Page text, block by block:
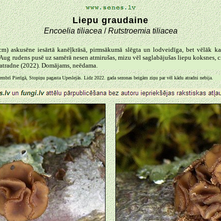
Liepu graudaine
Encoelia tiliacea/Rutstroemia tiliacea
askusēne iesārtā kanēļkrāsā, pirmsākumā slēgta un lodveidīga, bet vēlāk
rudens pusē uz samērā nesen atmirušas, mizu vēl saglabājušas liepu koksnes,
(2022). Domājams, neēdama.
Pierīgā, Stopiņu pagasta Upeslejās. Lidz 2022. gada sezonas beigām ziņu par vēl kādu atradni nebija.